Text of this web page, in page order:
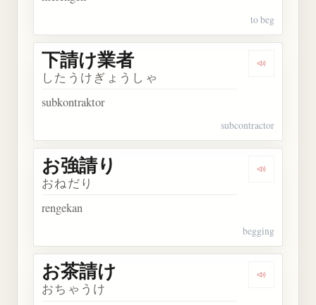
to beg
Dengarkan
下請け業者
したうけぎょうしゃ
subkontraktor
subcontractor
Dengarkan
お強請り
おねだり
rengekan
begging
Dengarkan
お茶請け
おちゃうけ